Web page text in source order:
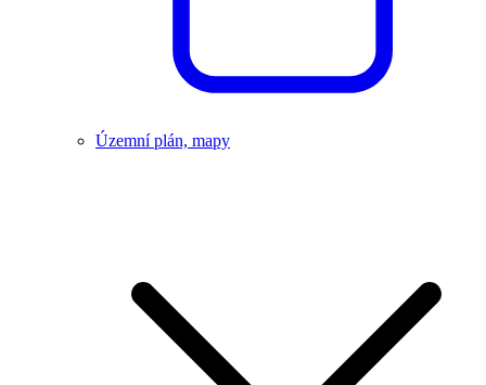
Územní plán, mapy